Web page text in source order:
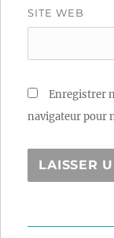
SITE WEB
Enregistrer
navigateur pour